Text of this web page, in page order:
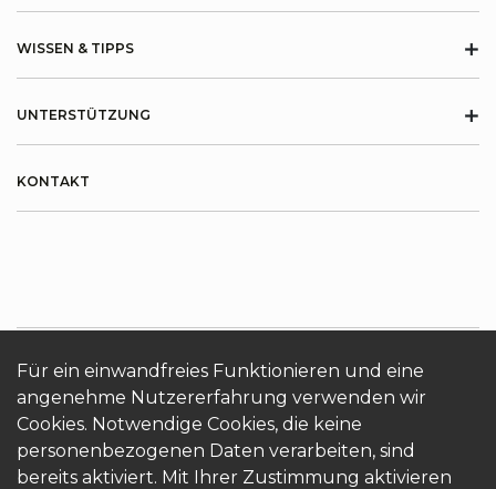
Für ein einwandfreies Funktionieren und eine
angenehme Nutzererfahrung verwenden wir
Cookies. Notwendige Cookies, die keine
personenbezogenen Daten verarbeiten, sind
bereits aktiviert. Mit Ihrer Zustimmung aktivieren
WISSEN & TIPPS +
UNTERSTÜTZUNG +
KONTAKT
ÜBER KRONOTERM Cookies Login